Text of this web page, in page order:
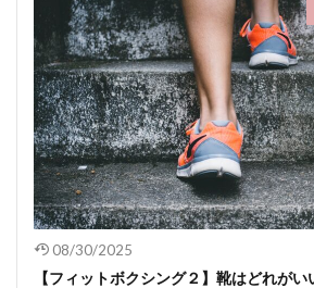
08/30/2025
【フィットボクシング２】靴はどれが